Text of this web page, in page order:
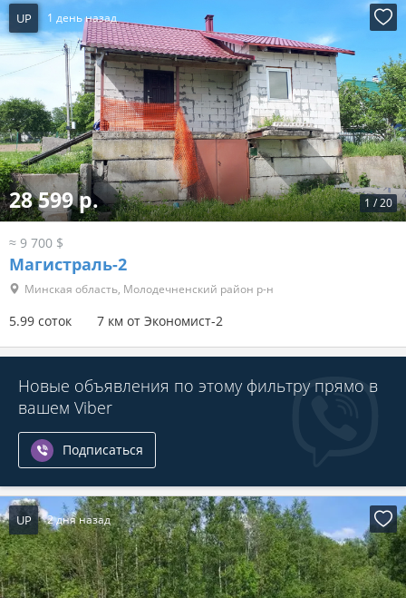
UP 1 день назад
1 /20
28 599 р.
≈ 9 700 $
Магистраль-2
Минская область, Молодечненский район р-н
5.99 соток 7 км от Экономист-2
Новые объявления по этому фильтру прямо в
вашем Viber
Подписаться
UP 2 дня назад